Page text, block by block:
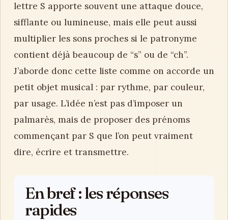
lettre S apporte souvent une attaque douce,
sifflante ou lumineuse, mais elle peut aussi
multiplier les sons proches si le patronyme
contient déjà beaucoup de “s” ou de “ch”.
J’aborde donc cette liste comme on accorde un
petit objet musical : par rythme, par couleur,
par usage. L’idée n’est pas d’imposer un
palmarès, mais de proposer des prénoms
commençant par S que l’on peut vraiment
dire, écrire et transmettre.
En bref : les réponses
rapides